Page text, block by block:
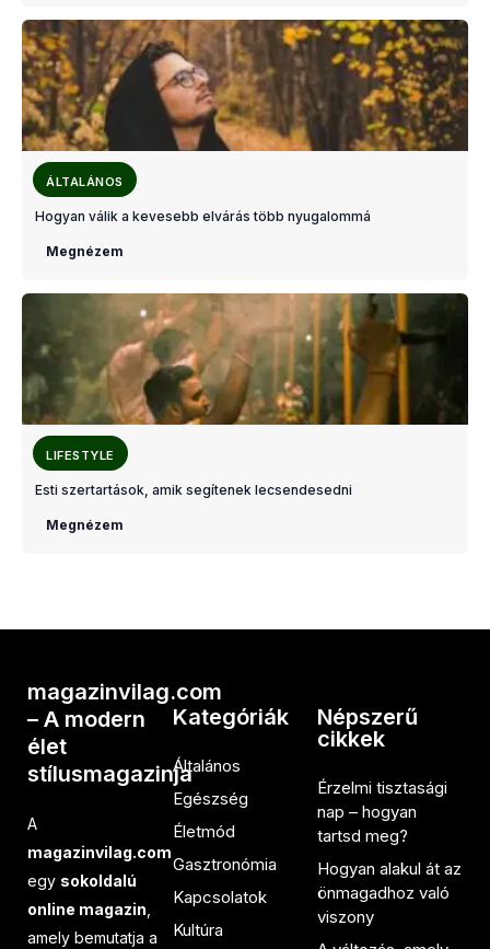
ÁLTALÁNOS
Hogyan válik a kevesebb elvárás több nyugalommá
Megnézem
LIFESTYLE
Esti szertartások, amik segítenek lecsendesedni
Megnézem
magazinvilag.com
– A modern
élet
stílusmagazinja
A
magazinvilag.com
egy sokoldalú
online magazin
amely bemutatja a
Kategóriák
Általános
Egészség
Életmód
Gasztronómia
Kapcsolatok
Kultúra
Népszerű
cikkek
Érzelmi tisztasági
nap – hogyan
tartsd meg?
Hogyan alakul át az
önmagadhoz való
viszony